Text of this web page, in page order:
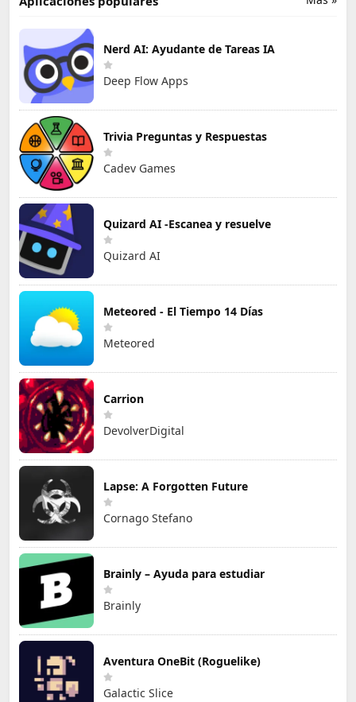
Nerd AI: Ayudante de Tareas IA
Deep Flow Apps
Trivia Preguntas y Respuestas
Cadev Games
Quizard AI -Escanea y resuelve
Quizard AI
Meteored - El Tiempo 14 Días
Meteored
Carrion
DevolverDigital
Lapse: A Forgotten Future
Cornago Stefano
Brainly – Ayuda para estudiar
Brainly
Aventura OneBit (Roguelike)
Galactic Slice